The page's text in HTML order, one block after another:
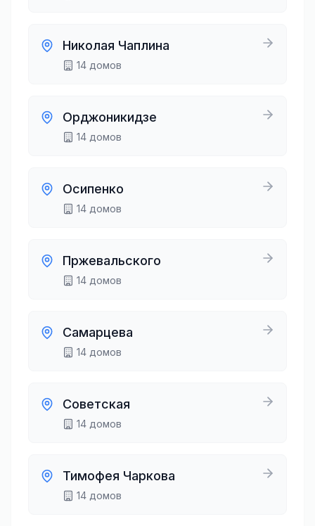
Николая Чаплина
14 домов
Орджоникидзе
14 домов
Осипенко
14 домов
Пржевальского
14 домов
Самарцева
14 домов
Советская
14 домов
Тимофея Чаркова
14 домов